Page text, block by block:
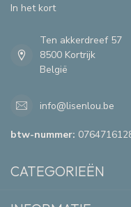
In het kort
Ten akkerdreef 57
8500 Kortrijk
België
info@lisenlou.be
btw-nummer:
CATEGORIEËN